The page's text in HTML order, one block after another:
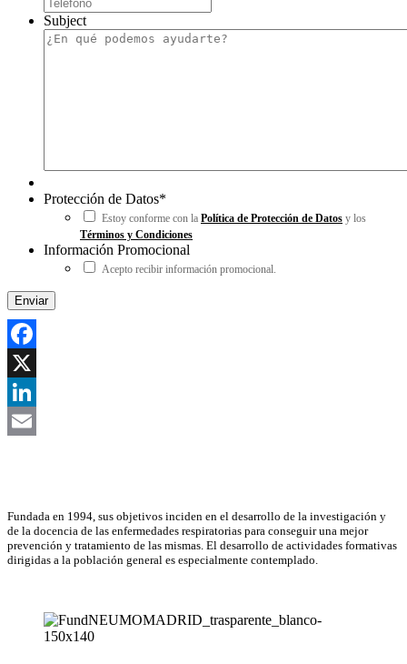
Subject
Protección de Datos*
Estoy conforme con la Política de Protección de Datos y los
Términos y Condiciones
Información Promocional
Acepto recibir información promocional.
Facebook
X
LinkedIn
Fundada en 1994, sus objetivos inciden en el desarrollo de la investigación y
de la docencia de las enfermedades respiratorias para conseguir una mejor
prevención y tratamiento de las mismas. El desarrollo de actividades formativas
dirigidas a la población general es especialmente contemplado.